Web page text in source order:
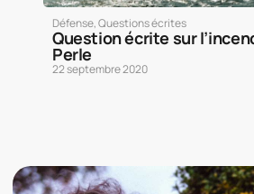
Défense,Questions écrites
Question écrite sur
Perle
22 septembre 2020